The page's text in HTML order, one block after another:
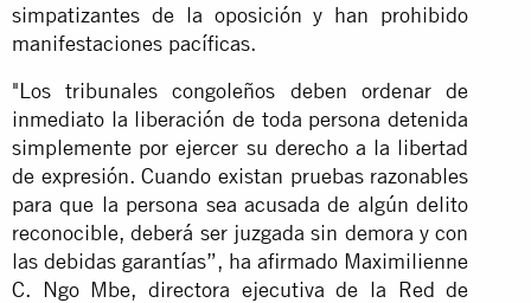
simpatizantes de la oposición y han prohibido
manifestaciones pacíficas.
"Los tribunales congoleños deben ordenar de
inmediato la liberación de toda persona detenida
simplemente por ejercer su derecho a la libertad
de expresión. Cuando existan pruebas razonables
para que la persona sea acusada de algún delito
reconocible, deberá ser juzgada sin demora y con
las debidas garantías”, ha afirmado Maximilienne
C. Ngo Mbe, directora ejecutiva de la Red de